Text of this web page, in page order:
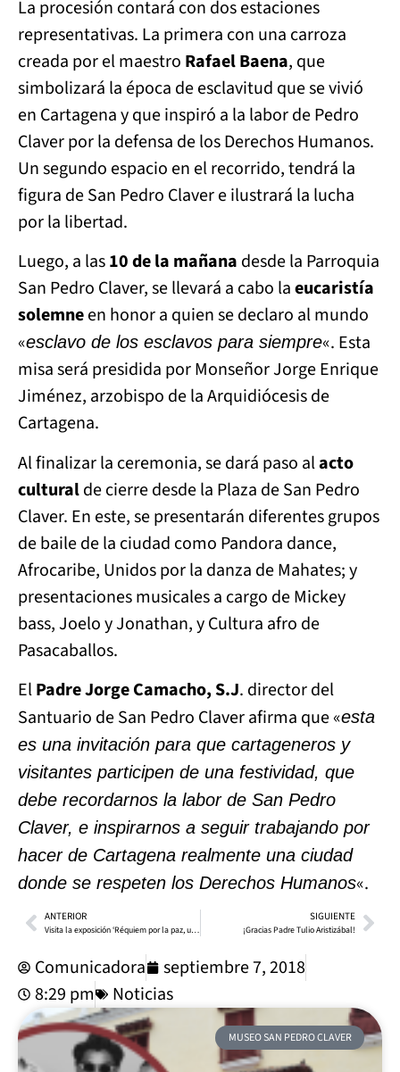
La procesión contará con dos estaciones
representativas. La primera con una carroza
creada por el maestro Rafael Baena, que
simbolizará la época de esclavitud que se vivió
en Cartagena y que inspiró a la labor de Pedro
Claver por la defensa de los Derechos Humanos.
Un segundo espacio en el recorrido, tendrá la
figura de San Pedro Claver e ilustrará la lucha
por la libertad.
Luego, a las10 de la mañana desde la Parroquia
San Pedro Claver, se llevará a cabo laeucaristía
solemneen honor a quien se declaro al mundo
«esclavo de los esclavos para siempre«. Esta
misa será presidida por Monseñor Jorge Enrique
Jiménez, arzobispo de la Arquidiócesis de
Cartagena.
Al finalizar la ceremonia, se dará paso alacto
culturalde cierre desde la Plaza de San Pedro
Claver. En este, se presentarán diferentes grupos
de baile de la ciudad como Pandora dance,
Afrocaribe, Unidos por la danza de Mahates; y
presentaciones musicales a cargo de Mickey
bass, Joelo y Jonathan, y Cultura afro de
Pasacaballos.
ElPadre Jorge Camacho, S.J. director del
Santuario de San Pedro Claver afirma que «esta
es una invitación para que cartageneros y
visitantes participen de una festividad, que
debe recordarnos la labor de San Pedro
Claver, e inspirarnos a seguir trabajando por
hacer de Cartagena realmente una ciudad
donde se respeten los Derechos Humanos«.
ANTERIOR
Visita la exposición ‘Réquiem por la paz, un homenaje a los líderes sociales
SIGUIENTE
¡Gracias Padre Tulio Aristizábal!
Comunicadora
septiembre 7, 2018
8:29 pm
Noticias
MUSEO SAN PEDRO CLAVER